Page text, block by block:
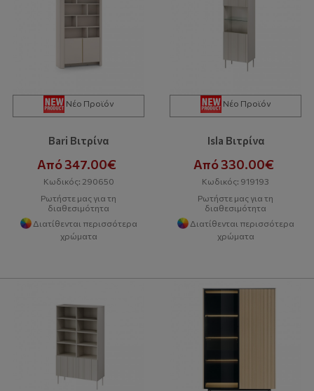
Νέο Προϊόν
Bari Βιτρίνα
Από 347.00€
Κωδικός: 290650
Ρωτήστε μας για τη
διαθεσιμότητα
Διατίθενται περισσότερα
χρώματα
Νέο Προϊόν
Isla Βιτρίνα
Από 330.00€
Κωδικός: 919193
Ρωτήστε μας για τη
διαθεσιμότητα
Διατίθενται περισσότερα
χρώματα